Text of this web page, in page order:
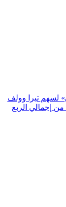
لسهم تيرا وولف
الحوسبة عالية الأداء إلى 71% من إجمالي الربع